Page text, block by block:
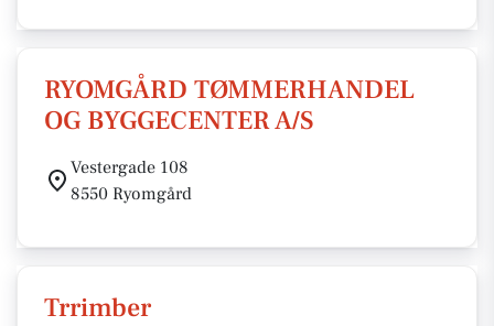
RYOMGÅRD TØMMERHANDEL
OG BYGGECENTER A/S
Vestergade 108
8550 Ryomgård
Trrimber